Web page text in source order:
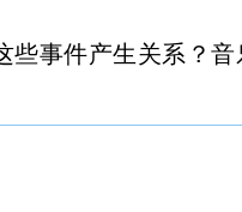
些事件产生关系？